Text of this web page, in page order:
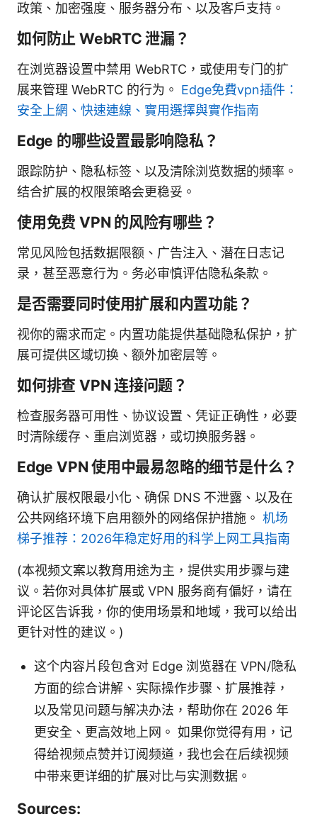
政策、加密强度、服务器分布、以及客户支持。
如何防止 WebRTC 泄漏？
在浏览器设置中禁用 WebRTC，或使用专门的扩
展来管理 WebRTC 的行为。 Edge免費vpn插件：
安全上網、快速連線、實用選擇與實作指南
Edge 的哪些设置最影响隐私？
跟踪防护、隐私标签、以及清除浏览数据的频率。
结合扩展的权限策略会更稳妥。
使用免费 VPN 的风险有哪些？
常见风险包括数据限额、广告注入、潜在日志记
录，甚至恶意行为。务必审慎评估隐私条款。
是否需要同时使用扩展和内置功能？
视你的需求而定。内置功能提供基础隐私保护，扩
展可提供区域切换、额外加密层等。
如何排查 VPN 连接问题？
检查服务器可用性、协议设置、凭证正确性，必要
时清除缓存、重启浏览器，或切换服务器。
Edge VPN 使用中最易忽略的细节是什么？
确认扩展权限最小化、确保 DNS 不泄露、以及在
公共网络环境下启用额外的网络保护措施。 机场
梯子推荐：2026年稳定好用的科学上网工具指南
(本视频文案以教育用途为主，提供实用步骤与建
议。若你对具体扩展或 VPN 服务商有偏好，请在
评论区告诉我，你的使用场景和地域，我可以给出
更针对性的建议。)
这个内容片段包含对 Edge 浏览器在 VPN/隐私
方面的综合讲解、实际操作步骤、扩展推荐，
以及常见问题与解决办法，帮助你在 2026 年
更安全、更高效地上网。 如果你觉得有用，记
得给视频点赞并订阅频道，我也会在后续视频
中带来更详细的扩展对比与实测数据。
Sources: